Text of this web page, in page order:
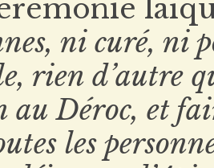
ni curé, ni
rien d’autre
au Déroc, et
les